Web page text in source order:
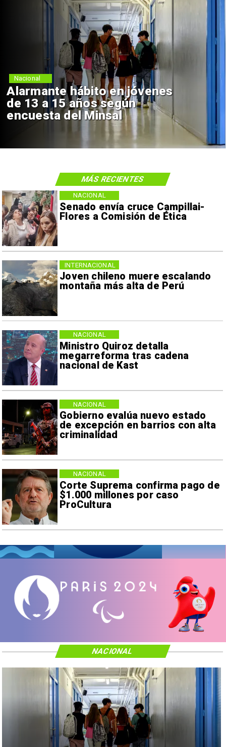
Alarmante hábito en jóvenes
de 13 a 15 años según
encuesta del Minsal
Nacional
Senado envía cruce Campillai-
Flores a Comisión de Ética
NACIONAL
Joven chileno muere escalando
montaña más alta de Perú
INTERNACIONAL
Ministro Quiroz detalla
megarreforma tras cadena
nacional de Kast
NACIONAL
Gobierno evalúa nuevo estado
de excepción en barrios con alta
criminalidad
NACIONAL
Corte Suprema confirma pago de
$1.000 millones por caso
ProCultura
NACIONAL
MÁS RECIENTES
NACIONAL